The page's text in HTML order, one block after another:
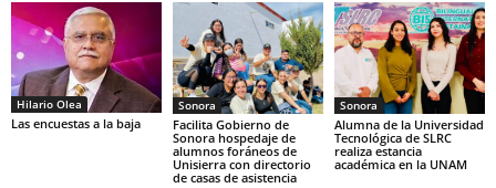
Hilario Olea
Las encuestas a la baja
Sonora
Facilita Gobierno de
Sonora hospedaje de
alumnos foráneos de
Unisierra con directorio
de casas de asistencia
Sonora
Alumna de la Universidad
Tecnológica de SLRC
realiza estancia
académica en la UNAM